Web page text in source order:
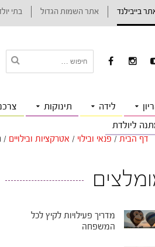
בייבילנד אתר השמות הגדול בתי
לידה תינוקות
ליולדת
דף הבית / פנאי ובילוי / אטרקציות ובילויים /
מדריך פעילויות לקיץ לכל
המשפחה